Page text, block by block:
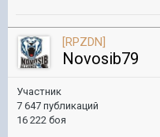
[RPZDN]
Novosib79
Участник
7 647 публикаций
16 222 боя